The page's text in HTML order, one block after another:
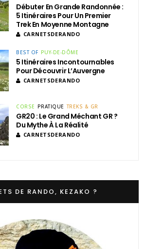
Débuter En Grande Randonnée :
5 Itinéraires Pour Un Premier
Trek En Moyenne Montagne
CARNETSDERANDO
BEST OF PUY-DE-DÔME
5 Itinéraires Incontournables
Pour Découvrir L’Auvergne
CARNETSDERANDO
CORSE PRATIQUE TREKS & GR
GR20 : Le Grand Méchant GR ?
Du Mythe À La Réalité
CARNETSDERANDO
DE RANDO, KEZAKO ?